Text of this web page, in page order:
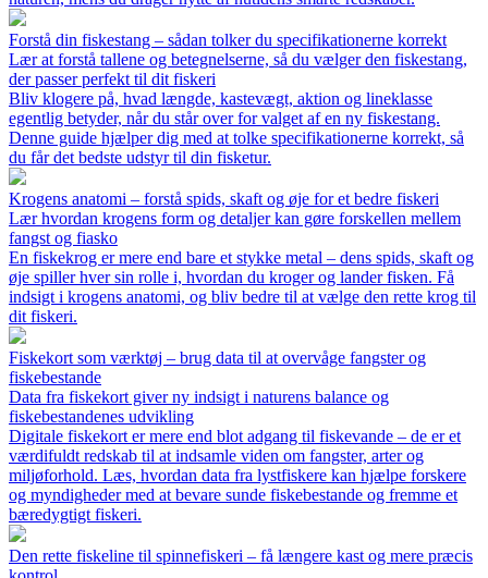
Forstå din fiskestang – sådan tolker du specifikationerne korrekt
Lær at forstå tallene og betegnelserne, så du vælger den fiskestang,
der passer perfekt til dit fiskeri
Bliv klogere på, hvad længde, kastevægt, aktion og lineklasse
egentlig betyder, når du står over for valget af en ny fiskestang.
Denne guide hjælper dig med at tolke specifikationerne korrekt, så
du får det bedste udstyr til din fisketur.
Krogens anatomi – forstå spids, skaft og øje for et bedre fiskeri
Lær hvordan krogens form og detaljer kan gøre forskellen mellem
fangst og fiasko
En fiskekrog er mere end bare et stykke metal – dens spids, skaft og
øje spiller hver sin rolle i, hvordan du kroger og lander fisken. Få
indsigt i krogens anatomi, og bliv bedre til at vælge den rette krog til
dit fiskeri.
Fiskekort som værktøj – brug data til at overvåge fangster og
fiskebestande
Data fra fiskekort giver ny indsigt i naturens balance og
fiskebestandenes udvikling
Digitale fiskekort er mere end blot adgang til fiskevande – de er et
værdifuldt redskab til at indsamle viden om fangster, arter og
miljøforhold. Læs, hvordan data fra lystfiskere kan hjælpe forskere
og myndigheder med at bevare sunde fiskebestande og fremme et
bæredygtigt fiskeri.
Den rette fiskeline til spinnefiskeri – få længere kast og mere præcis